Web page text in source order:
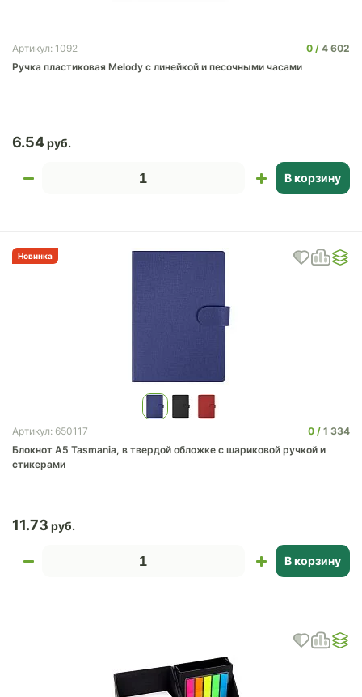
Артикул: 1092 0
4 602
Ручка пластиковая Melody с линейкой и песочными часами
6.54
В корзину
Новинка
Артикул: 650117 0
1 334
Блокнот А5 Tasmania, в твердой обложке с шариковой ручкой и
стикерами
11.73
В корзину